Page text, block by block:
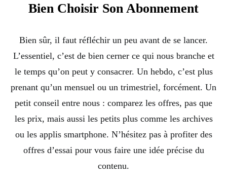
Bien Choisir Son Abonnement
Bien sûr, il faut réfléchir un peu avant de se lancer.
L’essentiel, c’est de bien cerner ce qui nous branche et
le temps qu’on peut y consacrer. Un hebdo, c’est plus
prenant qu’un mensuel ou un trimestriel, forcément. Un
petit conseil entre nous : comparez les offres, pas que
les prix, mais aussi les petits plus comme les archives
ou les applis smartphone. N’hésitez pas à profiter des
offres d’essai pour vous faire une idée précise du
contenu.